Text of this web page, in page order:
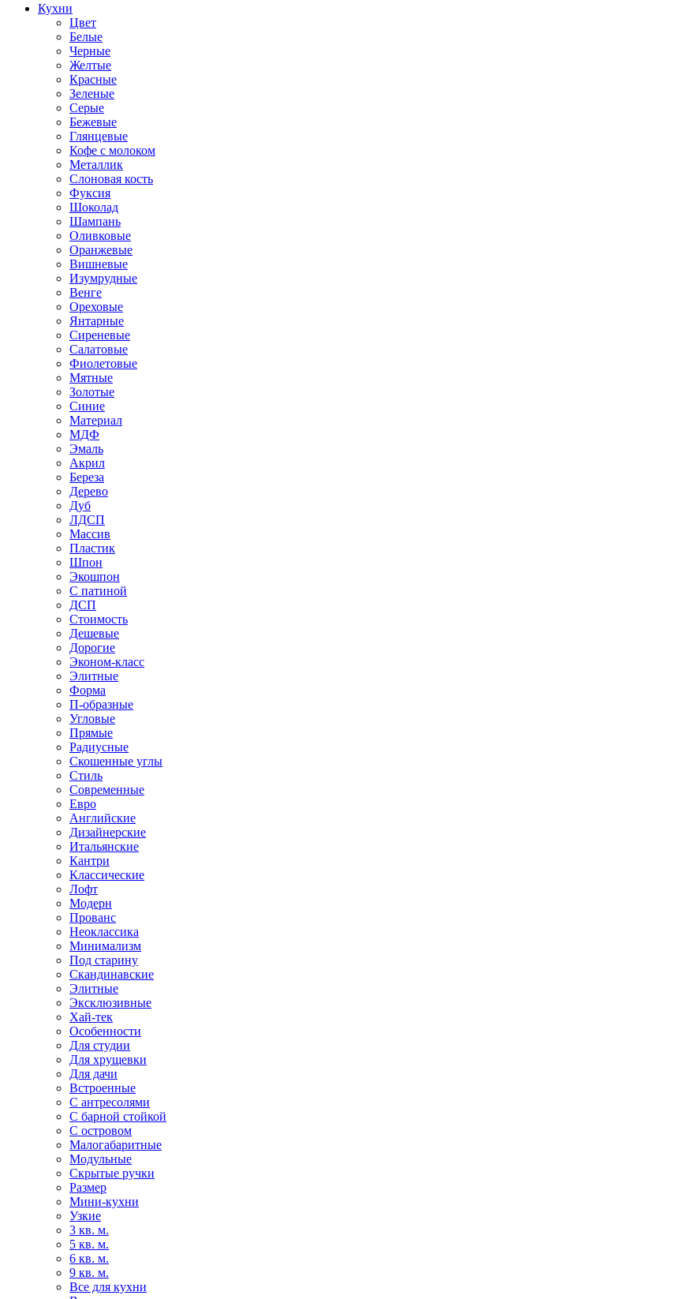
Кухни
Цвет
Белые
Черные
Желтые
Красные
Зеленые
Серые
Бежевые
Глянцевые
Кофе с молоком
Металлик
Слоновая кость
Фуксия
Шоколад
Шампань
Оливковые
Оранжевые
Вишневые
Изумрудные
Венге
Ореховые
Янтарные
Сиреневые
Салатовые
Фиолетовые
Мятные
Золотые
Синие
Материал
МДФ
Эмаль
Акрил
Береза
Дерево
Дуб
ЛДСП
Массив
Пластик
Шпон
Экошпон
С патиной
ДСП
Стоимость
Дешевые
Дорогие
Эконом-класс
Элитные
Форма
П-образные
Угловые
Прямые
Радиусные
Скошенные углы
Стиль
Современные
Евро
Английские
Дизайнерские
Итальянские
Кантри
Классические
Лофт
Модерн
Прованс
Неоклассика
Минимализм
Под старину
Скандинавские
Элитные
Эксклюзивные
Хай-тек
Особенности
Для студии
Для хрущевки
Для дачи
Встроенные
С антресолями
С барной стойкой
С островом
Малогабаритные
Модульные
Скрытые ручки
Размер
Мини-кухни
Узкие
3 кв. м.
5 кв. м.
6 кв. м.
9 кв. м.
Все для кухни